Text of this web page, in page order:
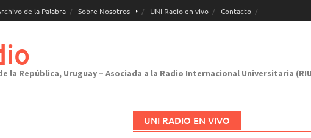
de la Palabra Sobre Nosotros UNI Radio en vivo Contacto
la República, Uruguay – Asociada a la Radio Internacional Universitaria
UNI RADIO EN VIVO